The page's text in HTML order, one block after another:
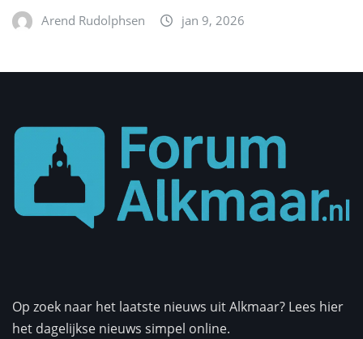
Arend Rudolphsen jan 9, 2026
Op zoek naar het laatste nieuws uit Alkmaar? Lees hier
het dagelijkse nieuws simpel online.